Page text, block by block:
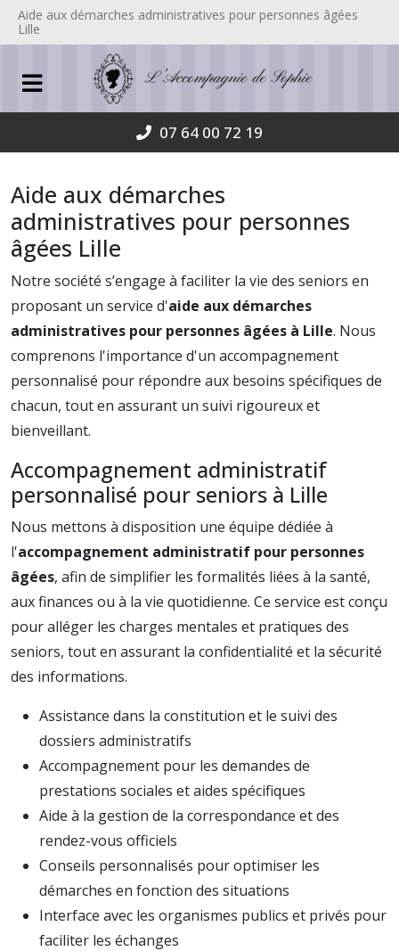
Aide aux démarches administratives pour personnes âgées
Lille
07 64 00 72 19
Aide aux démarches
administratives pour personnes
âgées Lille
Notre société s’engage à faciliter la vie des seniors en
proposant un service d'aide aux démarches
administratives pour personnes âgées à Lille. Nous
comprenons l'importance d'un accompagnement
personnalisé pour répondre aux besoins spécifiques de
chacun, tout en assurant un suivi rigoureux et
bienveillant.
Accompagnement administratif
personnalisé pour seniors à Lille
Nous mettons à disposition une équipe dédiée à
l'accompagnement administratif pour personnes
âgées, afin de simplifier les formalités liées à la santé,
aux finances ou à la vie quotidienne. Ce service est conçu
pour alléger les charges mentales et pratiques des
seniors, tout en assurant la confidentialité et la sécurité
des informations.
Assistance dans la constitution et le suivi des
dossiers administratifs
Accompagnement pour les demandes de
prestations sociales et aides spécifiques
Aide à la gestion de la correspondance et des
rendez-vous officiels
Conseils personnalisés pour optimiser les
démarches en fonction des situations
Interface avec les organismes publics et privés pour
faciliter les échanges